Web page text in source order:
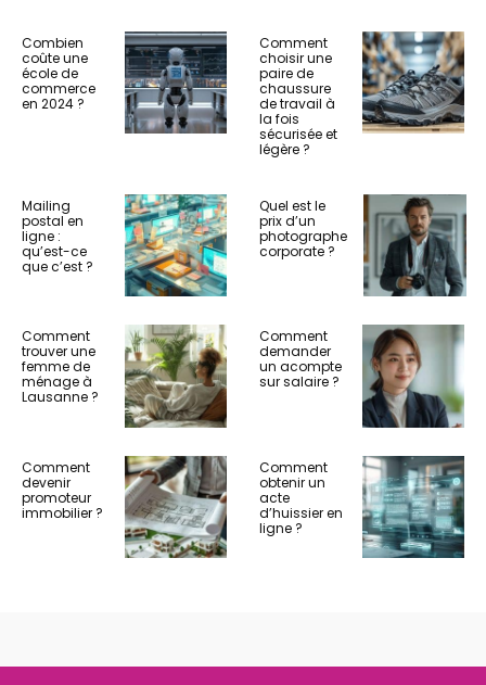
Combien
coûte une
école de
commerce
en 2024 ?
Comment
choisir une
paire de
chaussure
de travail à
la fois
sécurisée et
légère ?
Mailing
postal en
ligne :
qu’est-ce
que c’est ?
Quel est le
prix d’un
photographe
corporate ?
Comment
trouver une
femme de
ménage à
Lausanne ?
Comment
demander
un acompte
sur salaire ?
Comment
devenir
promoteur
immobilier ?
Comment
obtenir un
acte
d’huissier en
ligne ?